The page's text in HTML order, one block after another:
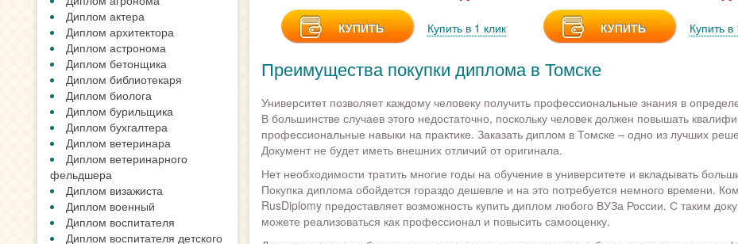
Диплом актера
Диплом архитектора
Диплом астронома
Диплом бетонщика
Диплом библиотекаря
Диплом биолога
Диплом бурильщика
Диплом бухгалтера
Диплом ветеринара
Диплом ветеринарного
фельдшера
Диплом визажиста
Диплом военный
Диплом воспитателя
Диплом воспитателя детского
КУПИТЬ Купить в 1 клик КУПИТЬ Купить в
Преимущества покупки диплома в Томске
Университет позволяет каждому человеку получить профессиональные знания в
В большинстве случаев этого недостаточно, поскольку человек должен повышать
профессиональные навыки на практике. Заказать диплом в Томске – одно из лучших
Документ не будет иметь внешних отличий от оригинала.
Нет необходимости тратить многие годы на обучение в университете и вкладывать
Покупка диплома обойдется гораздо дешевле и на это потребуется немного времени.
RusDiplomy предоставляет возможность купить диплом любого ВУЗа России. С таким
можете реализоваться как профессионал и повысить самооценку.